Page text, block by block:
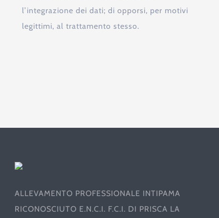
l’integrazione dei dati; di opporsi, per motivi
legittimi, al trattamento stesso.
ALLEVAMENTO PROFESSIONALE INTIPAMA
RICONOSCIUTO E.N.C.I. F.C.I. DI PRISCA LA